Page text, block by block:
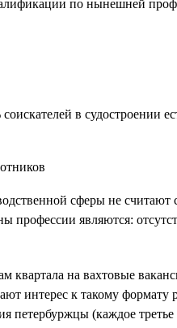
по нынешней
в судостроении
сферы не
являются:
квартала на вахтовые
интерес к такому
петербуржцы (каждое